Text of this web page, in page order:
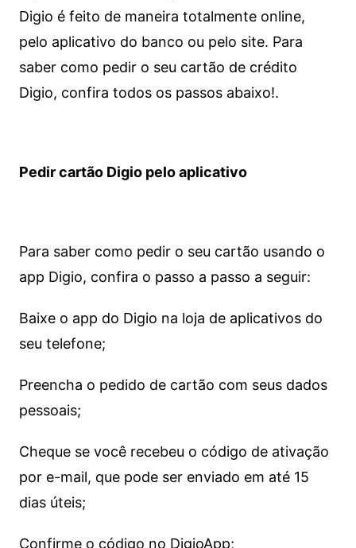
Digio é feito de maneira totalmente online,
pelo aplicativo do banco ou pelo site. Para
saber como pedir o seu cartão de crédito
Digio, confira todos os passos abaixo!.
Pedir cartão Digio pelo aplicativo
Para saber como pedir o seu cartão usando o
app Digio, confira o passo a passo a seguir:
Baixe o app do Digio na loja de aplicativos do
seu telefone;
Preencha o pedido de cartão com seus dados
pessoais;
Cheque se você recebeu o código de ativação
por e-mail, que pode ser enviado em até 15
dias úteis;
Confirme o código no DigioApp;